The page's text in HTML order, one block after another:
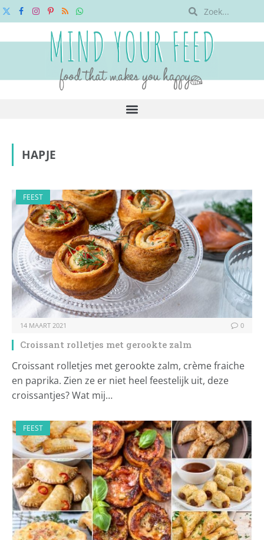
X
FacebookInstagram
Pinterest
RSSWhatsApp
HAPJE
FEEST
14 MAART 2021 0
Croissant rolletjes met gerookte zalm
Croissant rolletjes met gerookte zalm, crème fraiche
en paprika. Zien ze er niet heel feestelijk uit, deze
croissantjes? Wat mij…
FEEST